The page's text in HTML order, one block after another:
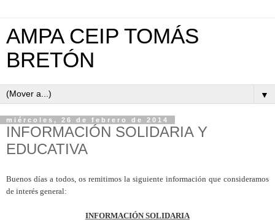
AMPA CEIP TOMÁS
BRETÓN
▼
miércoles, 26 de febrero de 2014
INFORMACIÓN SOLIDARIA Y
EDUCATIVA
Buenos días a todos, os remitimos la siguiente información que consideramos
de interés general:
INFORMACIÓN SOLIDARIA